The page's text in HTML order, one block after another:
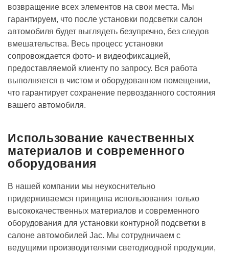
возвращение всех элементов на свои места. Мы
гарантируем, что после установки подсветки салон
автомобиля будет выглядеть безупречно, без следов
вмешательства. Весь процесс установки
сопровождается фото- и видеофиксацией,
предоставляемой клиенту по запросу. Вся работа
выполняется в чистом и оборудованном помещении,
что гарантирует сохранение первозданного состояния
вашего автомобиля.
Использование качественных
материалов и современного
оборудования
В нашей компании мы неукоснительно
придерживаемся принципа использования только
высококачественных материалов и современного
оборудования для установки контурной подсветки в
салоне автомобилей Jac. Мы сотрудничаем с
ведущими производителями светодиодной продукции,